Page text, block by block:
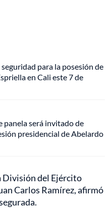
para la posesión de
en Cali este 7 de
panela será invitado de
presidencial de Abelardo
División del Ejército
Carlos Ramírez, afirmó